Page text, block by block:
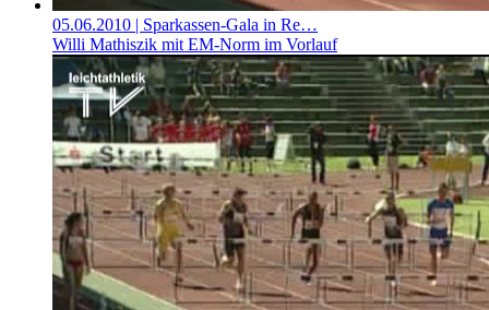
05.06.2010 | Sparkassen-Gala in Re…
Willi Mathiszik mit EM-Norm im Vorlauf